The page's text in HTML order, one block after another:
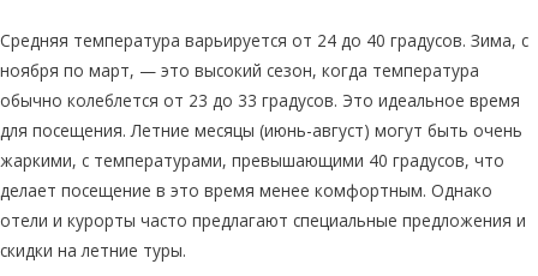
Средняя температура варьируется от 24 до 40 градусов. Зима, с
ноября по март, — это высокий сезон, когда температура
обычно колеблется от 23 до 33 градусов. Это идеальное время
для посещения. Летние месяцы (июнь-август) могут быть очень
жаркими, с температурами, превышающими 40 градусов, что
делает посещение в это время менее комфортным. Однако
отели и курорты часто предлагают специальные предложения и
скидки на летние туры.